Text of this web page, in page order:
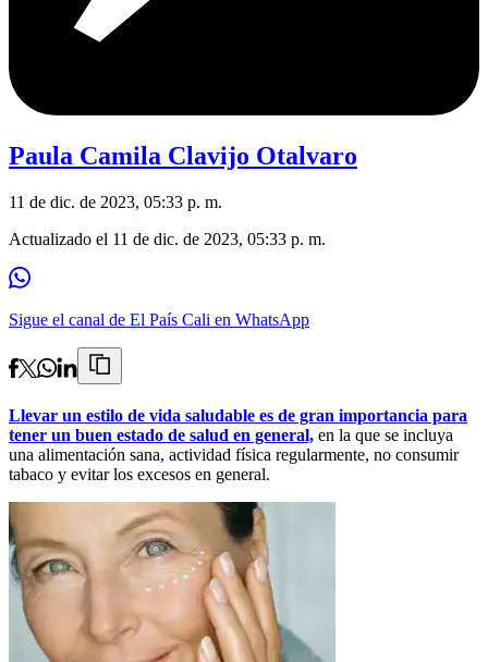
Paula Camila Clavijo Otalvaro
11 de dic. de 2023, 05:33 p. m.
Actualizado el 11 de dic. de 2023, 05:33 p. m.
Sigue el canal de El País Cali en WhatsApp
Llevar un estilo de vida saludable es de gran importancia para
tener un buen estado de salud en general, en la que se incluya
una alimentación sana, actividad física regularmente, no consumir
tabaco y evitar los excesos en general.